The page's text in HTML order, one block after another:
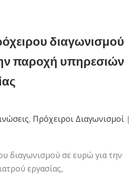
διαγωνισμού
παροχή υπηρεσιών
, Πρόχειροι Διαγωνισμοί |
διαγωνισμού σε ευρώ για την
εργασίας,